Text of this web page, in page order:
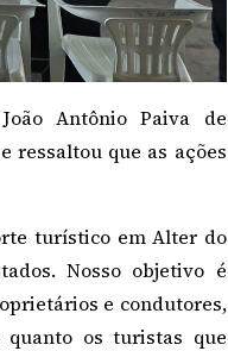
Antônio Paiva de
ressaltou que as ações
turístico em Alter do
Nosso objetivo é
e condutores,
quanto os turistas que